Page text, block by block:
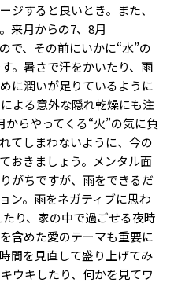
ジすると良いとき。また、
来月からの7、8月
で、その前にいかに“水”の
。暑さで汗をかいたり、雨
に潤いが足りているように
よる意外な隠れ乾燥にも注
らやってくる“火”の気に負
てしまわないように、今の
おきましょう。メンタル面
がちですが、雨をできるだ
ン。雨をネガティブに思わ
り、家の中で過ごせる夜時
含めた愛のテーマも重要に
間を見直して盛り上げてみ
ウキしたり、何かを見てワ